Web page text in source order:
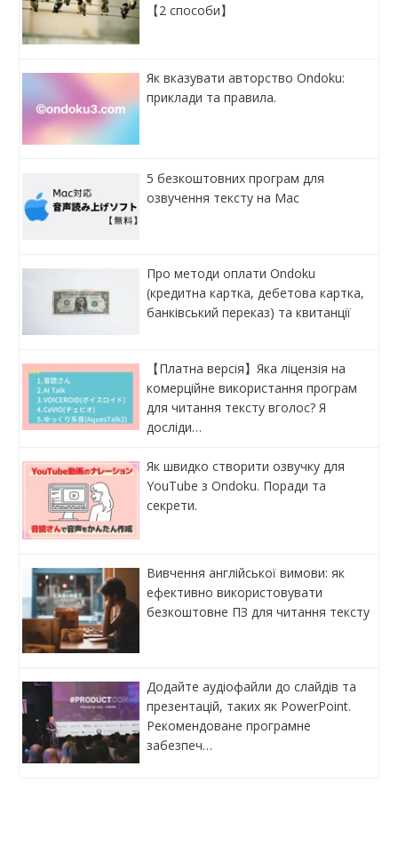
【2 способи】
Як вказувати авторство Ondoku:
приклади та правила.
5 безкоштовних програм для
озвучення тексту на Mac
Про методи оплати Ondoku
(кредитна картка, дебетова картка,
банківський переказ) та квитанції
【Платна версія】Яка ліцензія на
комерційне використання програм
для читання тексту вголос? Я
досліди…
Як швидко створити озвучку для
YouTube з Ondoku. Поради та
секрети.
Вивчення англійської вимови: як
ефективно використовувати
безкоштовне ПЗ для читання тексту
Додайте аудіофайли до слайдів та
презентацій, таких як PowerPoint.
Рекомендоване програмне
забезпеч…